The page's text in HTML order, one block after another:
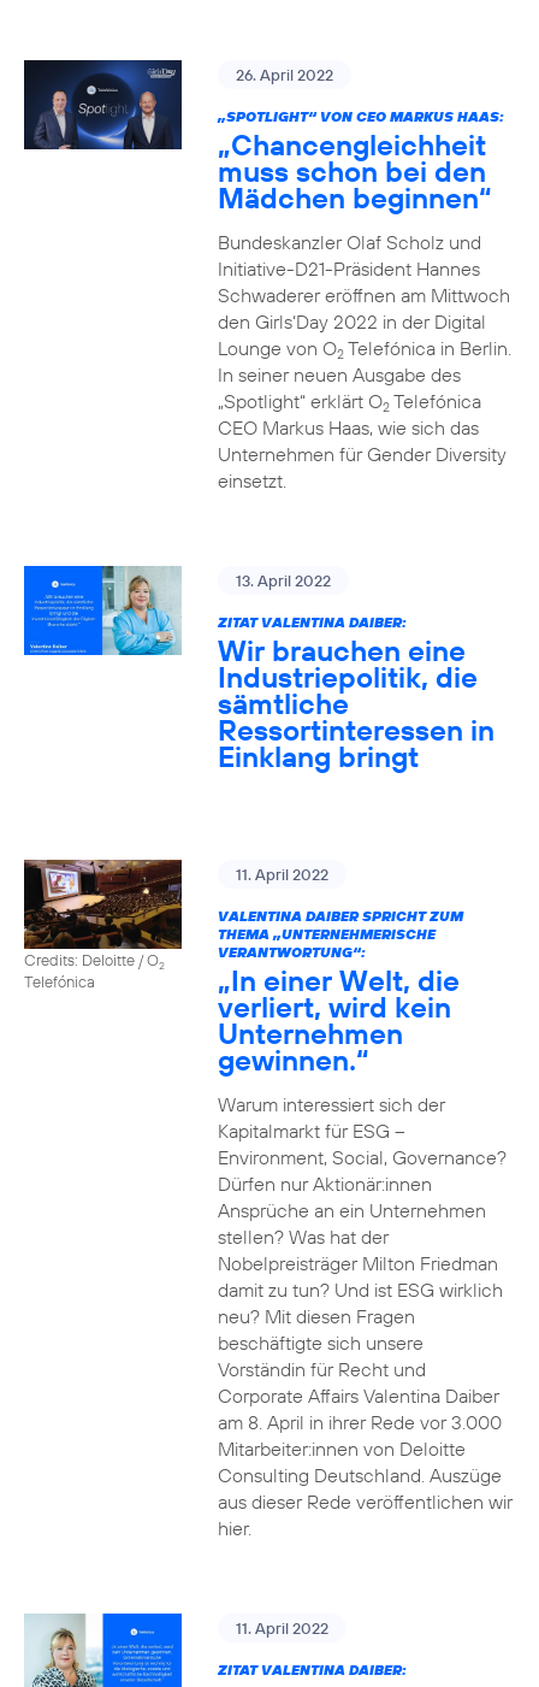
26. April 2022
„SPOTLIGHT“ VON CEO MARKUS HAAS:
„Chancengleichheit
muss schon bei den
Mädchen beginnen“
Bundeskanzler Olaf Scholz und
Initiative-D21-Präsident Hannes
Schwaderer eröffnen am Mittwoch
den Girls‘Day 2022 in der Digital
Lounge von O2Telefónica in Berlin.
In seiner neuen Ausgabe des
„Spotlight“ erklärt O2Telefónica
CEO Markus Haas, wie sich das
Unternehmen für Gender Diversity
einsetzt.
13. April 2022
ZITAT VALENTINA DAIBER:
Wir brauchen eine
Industriepolitik, die
sämtliche
Ressortinteressen in
Einklang bringt
Credits: Deloitte / O2
Telefónica
11. April 2022
VALENTINA DAIBER SPRICHT ZUM
THEMA „UNTERNEHMERISCHE
VERANTWORTUNG“:
„In einer Welt, die
verliert, wird kein
Unternehmen
gewinnen.“
Warum interessiert sich der
Kapitalmarkt für ESG –
Environment, Social, Governance?
Dürfen nur Aktionär:innen
Ansprüche an ein Unternehmen
stellen? Was hat der
Nobelpreisträger Milton Friedman
damit zu tun? Und ist ESG wirklich
neu? Mit diesen Fragen
beschäftigte sich unsere
Vorständin für Recht und
Corporate Affairs Valentina Daiber
am 8. April in ihrer Rede vor 3.000
Mitarbeiter:innen von Deloitte
Consulting Deutschland. Auszüge
aus dieser Rede veröffentlichen wir
hier.
11. April 2022
ZITAT VALENTINA DAIBER: